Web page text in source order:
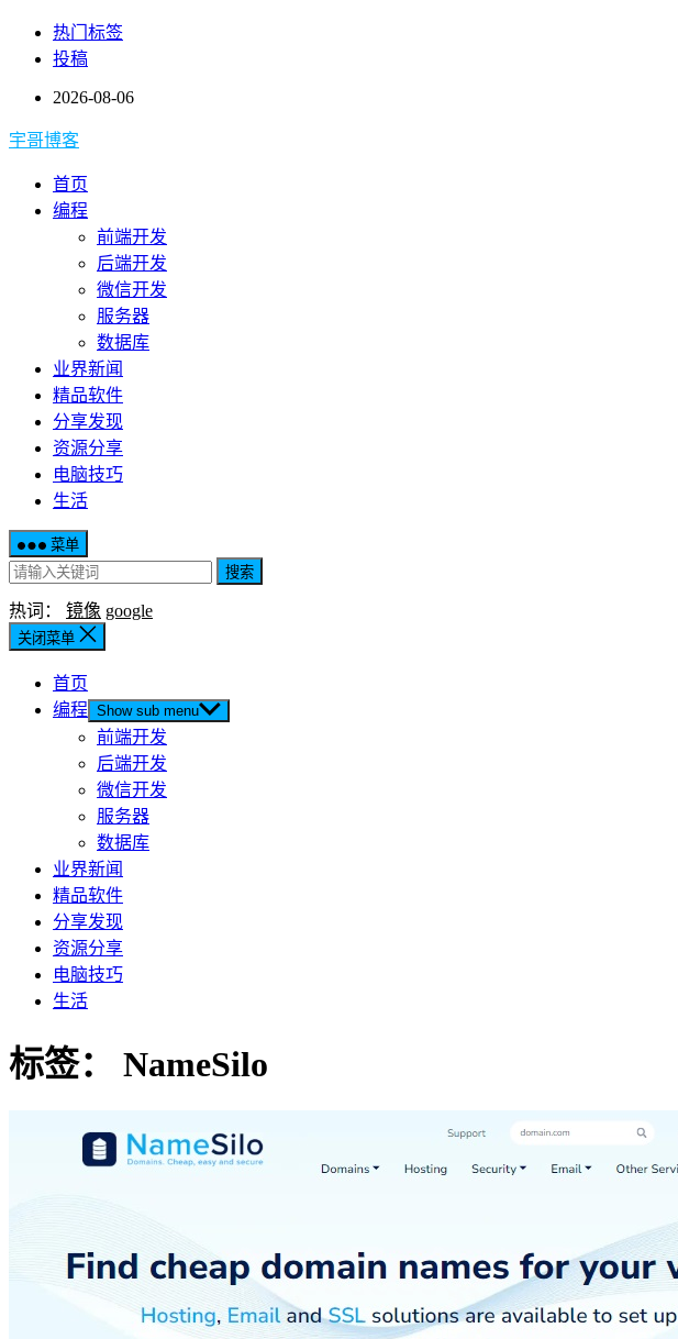
热门标签
投稿
2026-08-06
宇哥博客
首页
编程
前端开发
后端开发
微信开发
服务器
数据库
业界新闻
精品软件
分享发现
资源分享
电脑技巧
生活
菜单
搜索
热词： 镜像 google
关闭菜单
首页
编程 Show sub menu
前端开发
后端开发
微信开发
服务器
数据库
业界新闻
精品软件
分享发现
资源分享
电脑技巧
生活
标签： NameSilo